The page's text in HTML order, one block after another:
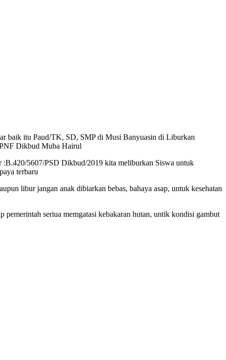
baik itu Paud/TK, SD, SMP di Musi Banyuasin di Liburkan
Dikbud Muba Hairul
:B.420/5607/PSD Dikbud/2019 kita meliburkan Siswa untuk
terbaru
libur jangan anak dibiarkan bebas, bahaya asap, untuk kesehatan
seriua memgatasi kebakaran hutan, untik kondisi gambut